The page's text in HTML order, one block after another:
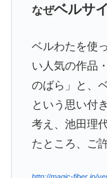
なぜベルサ
ベルわたを使
い人気の作品
のばら」と、
という思い付
考え、池田理
たところ、ご